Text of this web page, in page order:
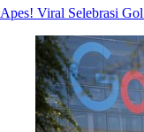
Apes! Viral Selebrasi